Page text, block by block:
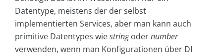
Datentype, meistens der der selbst
implementierten Services, aber man kann auch
primitive Datentypes wiestringodernumber
verwenden, wenn man Konfigurationen über DI